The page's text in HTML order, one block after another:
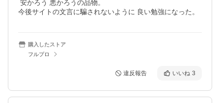
今後サイトの文言に騙されないように 良い勉強になった。
購入したストア
フルプロ
違反報告 いいね 3